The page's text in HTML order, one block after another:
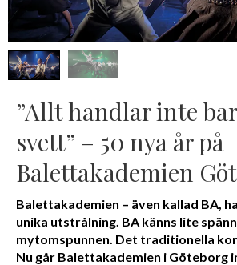
”Allt handlar inte
svett” – 50 nya år på
Balettakademien
Balettakademien – även kallad BA,
unika utstrålning. BA känns lite
mytomspunnen. Det traditionella
Nu går Balettakademien i Göteborg